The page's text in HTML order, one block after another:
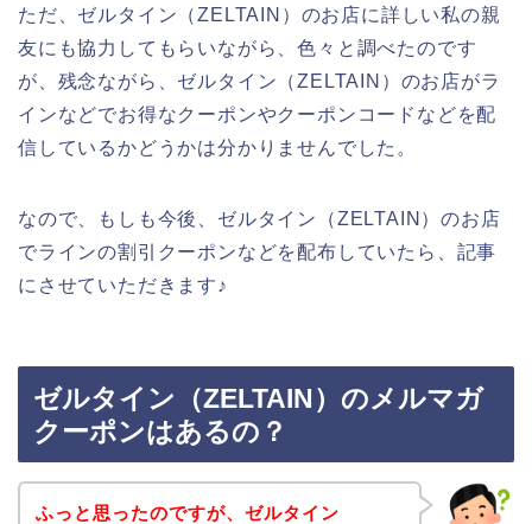
ただ、ゼルタイン（ZELTAIN）のお店に詳しい私の親
友にも協力してもらいながら、色々と調べたのです
が、残念ながら、ゼルタイン（ZELTAIN）のお店がラ
インなどでお得なクーポンやクーポンコードなどを配
信しているかどうかは分かりませんでした。
なので、もしも今後、ゼルタイン（ZELTAIN）のお店
でラインの割引クーポンなどを配布していたら、記事
にさせていただきます♪
ゼルタイン（ZELTAIN）のメルマガ
クーポンはあるの？
ふっと思ったのですが、ゼルタイン